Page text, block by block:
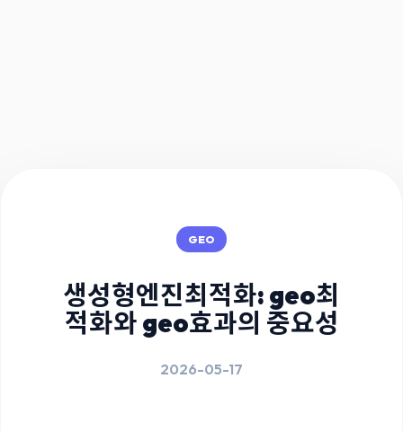
GEO
생성형엔진최적화: geo최
적화와 geo효과의 중요성
2026-05-17